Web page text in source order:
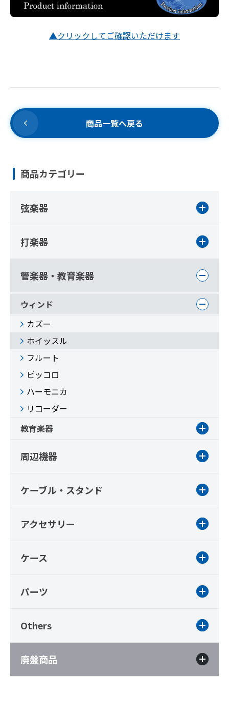
▲クリックしてご確認いただけます
商品一覧へ戻る
商品カテゴリー
弦楽器
打楽器
管楽器・教育楽器
ウィンド
カズー
ホイッスル
フルート
ピッコロ
ハーモニカ
リコーダー
教育楽器
周辺機器
ケーブル・スタンド
アクセサリー
ケース
パーツ
Others
廃盤商品